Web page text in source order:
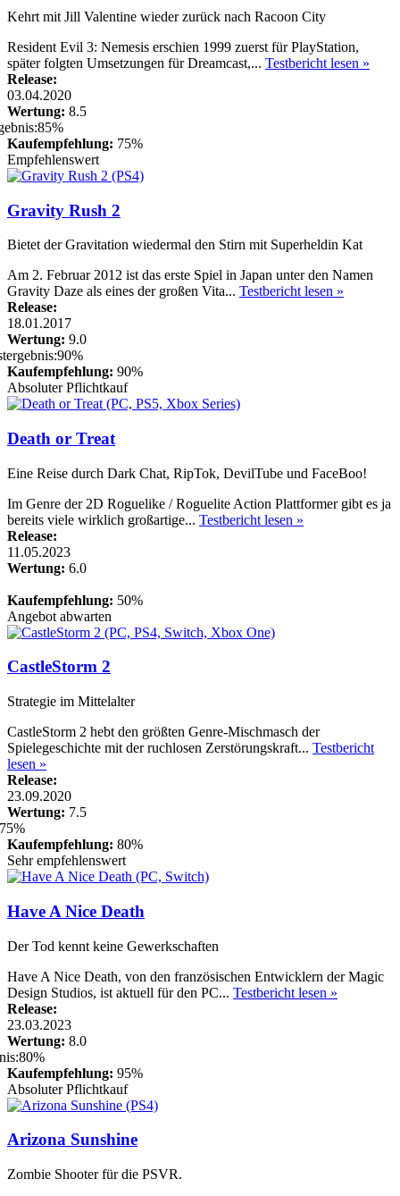
Kehrt mit Jill Valentine wieder zurück nach Racoon City
Resident Evil 3: Nemesis erschien 1999 zuerst für PlayStation,
später folgten Umsetzungen für Dreamcast,... Testbericht lesen »
Release:
03.04.2020
Wertung: 8.5
Kaufempfehlung: 75%
Empfehlenswert
Gravity Rush 2
Bietet der Gravitation wiedermal den Stirn mit Superheldin Kat
Am 2. Februar 2012 ist das erste Spiel in Japan unter den Namen
Gravity Daze als eines der großen Vita... Testbericht lesen »
Release:
18.01.2017
Wertung: 9.0
Kaufempfehlung: 90%
Absoluter Pflichtkauf
Death or Treat
Eine Reise durch Dark Chat, RipTok, DevilTube und FaceBoo!
Im Genre der 2D Roguelike / Roguelite Action Plattformer gibt es ja
bereits viele wirklich großartige... Testbericht lesen »
Release:
11.05.2023
Wertung: 6.0
Kaufempfehlung: 50%
Angebot abwarten
CastleStorm 2
Strategie im Mittelalter
CastleStorm 2 hebt den größten Genre-Mischmasch der
Spielegeschichte mit der ruchlosen Zerstörungskraft... Testbericht
lesen »
Release:
23.09.2020
Wertung: 7.5
Kaufempfehlung: 80%
Sehr empfehlenswert
Have A Nice Death
Der Tod kennt keine Gewerkschaften
Have A Nice Death, von den französischen Entwicklern der Magic
Design Studios, ist aktuell für den PC... Testbericht lesen »
Release:
23.03.2023
Wertung: 8.0
Kaufempfehlung: 95%
Absoluter Pflichtkauf
Arizona Sunshine
Zombie Shooter für die PSVR.